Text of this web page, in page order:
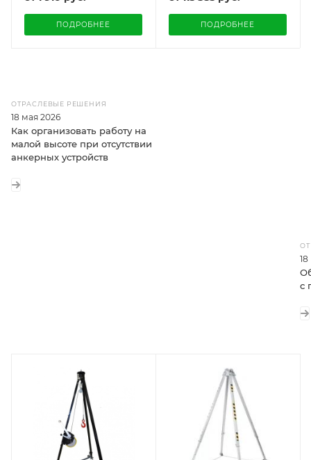
ПОДРОБНЕЕ ПОДРОБНЕЕ
ОТРАСЛЕВЫЕ РЕШЕНИЯ
18 мая 2026
Как организовать работу на
малой высоте при отсутствии
анкерных устройств
с